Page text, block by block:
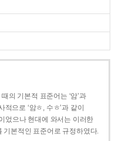
때의 기본적 표준어는 ‘암’과
적으로 ‘암ㅎ, 수ㅎ’과 같이
었으나 현대에 와서는 이러한
기본적인 표준어로 규정하였다.